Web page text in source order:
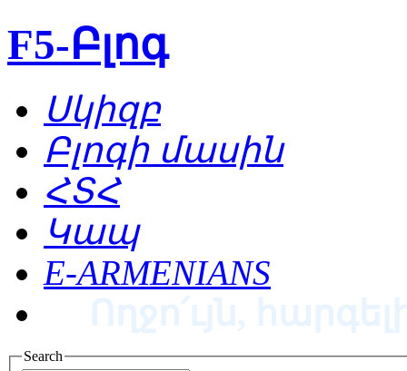
F5-Բլոգ
Սկիզբ
Բլոգի մասին
ՀՏՀ
Կապ
E-ARMENIANS
Search